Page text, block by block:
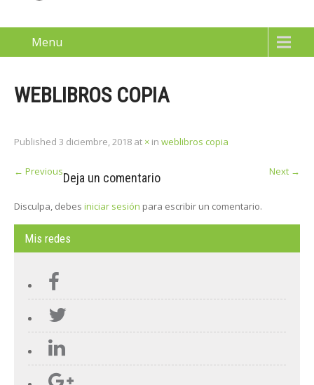
Menu
WEBLIBROS COPIA
Published 3 diciembre, 2018 at × in weblibros copia
← Previous Next →
Deja un comentario
Disculpa, debes iniciar sesión para escribir un comentario.
Mis redes